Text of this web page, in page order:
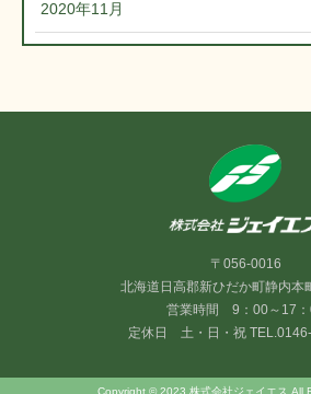
2020年11月
〒056-0016
北海道日高郡新ひだか町静内本
営業時間 9：00～17
定休日 土・日・祝
Copyright © 2023 株式会社ジェイエス All